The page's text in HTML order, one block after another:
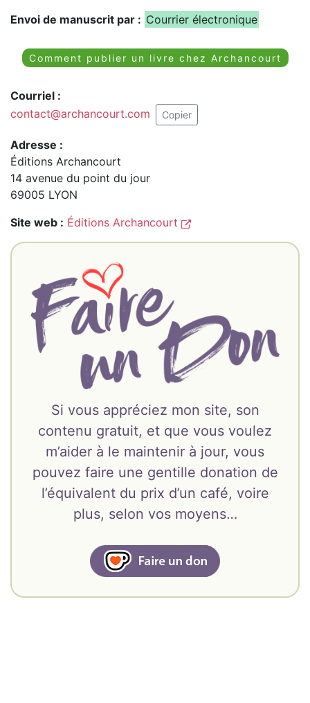
Envoi de manuscrit par : Courrier électronique
Comment publier un livre chez Archancourt
Courriel :
contact@archancourt.com
Copier
Adresse :
Éditions Archancourt
14 avenue du point du jour
69005 LYON
Site web : Éditions Archancourt
Si vous appréciez mon site, son
contenu gratuit, et que vous voulez
m’aider à le maintenir à jour, vous
pouvez faire une gentille donation de
l’équivalent du prix d’un café, voire
plus, selon vos moyens…